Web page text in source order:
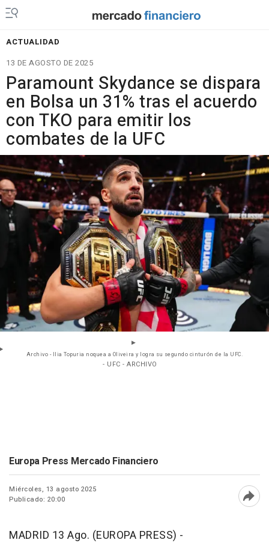
ACTUALIDAD
13 DE AGOSTO DE 2025
Paramount Skydance se dispara
en Bolsa un 31% tras el acuerdo
con TKO para emitir los
combates de la UFC
Archivo - Ilia Topuria noquea a Oliveira y logra su segundo cinturón de la UFC.
- UFC - ARCHIVO
Europa Press Mercado Financiero
Miércoles, 13 agosto 2025
Publicado: 20:00
MADRID 13 Ago. (EUROPA PRESS) -